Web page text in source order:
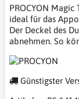
PROCYON
ideal für das
Der Deckel des
abnehmen. So
Günstigster